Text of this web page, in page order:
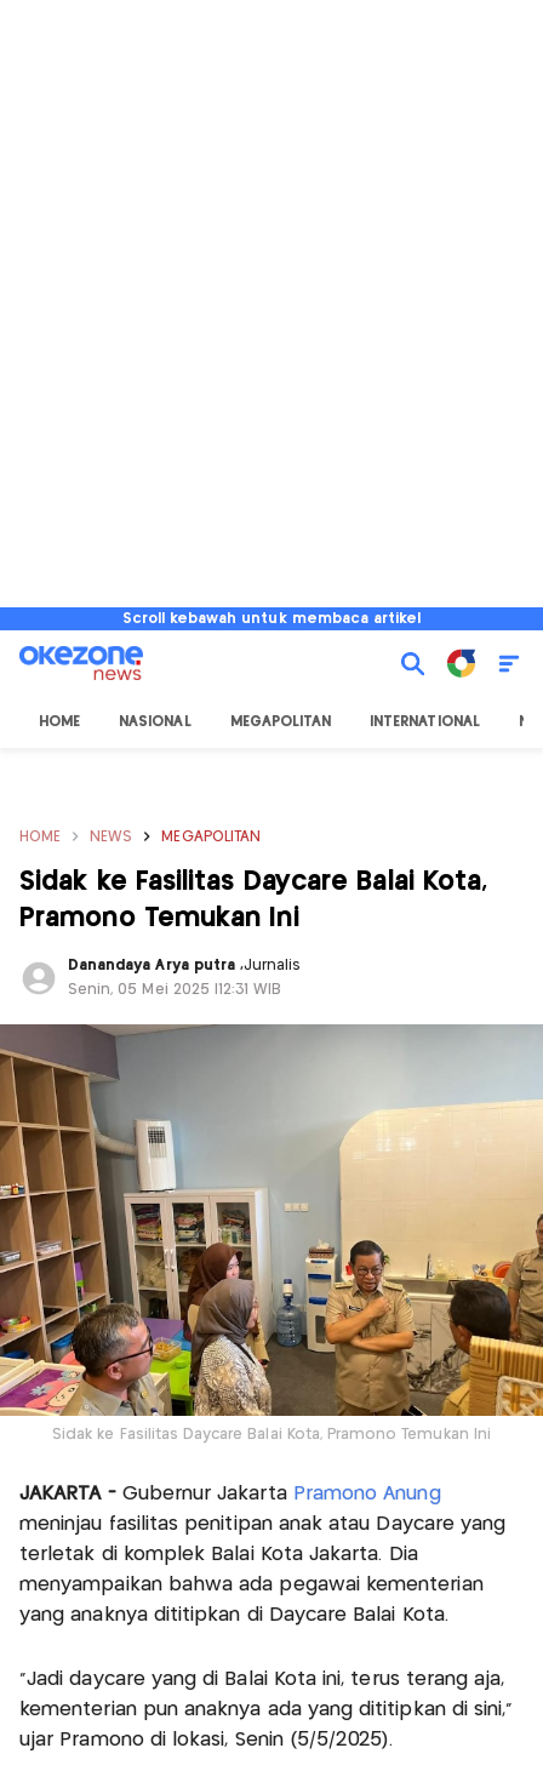
Scroll kebawah untuk membaca artikel
HOME NASIONAL MEGAPOLITAN INTERNATIONAL
HOME NEWS MEGAPOLITAN
Sidak ke Fasilitas Daycare Balai Kota,
Pramono Temukan Ini
Danandaya Arya putra,Jurnalis
Senin, 05 Mei 2025 |12:31 WIB
Sidak ke Fasilitas Daycare Balai Kota, Pramono Temukan Ini
JAKARTA -Gubernur Jakarta Pramono Anung
meninjau fasilitas penitipan anak atau Daycare yang
terletak di komplek Balai Kota Jakarta. Dia
menyampaikan bahwa ada pegawai kementerian
yang anaknya dititipkan di Daycare Balai Kota.
"Jadi daycare yang di Balai Kota ini, terus terang aja,
kementerian pun anaknya ada yang dititipkan di sini,”
ujar Pramono di lokasi, Senin (5/5/2025).